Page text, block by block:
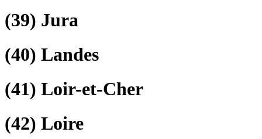
(39) Jura
(40) Landes
(41) Loir-et-Cher
(42) Loire